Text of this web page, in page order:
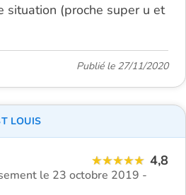
situation (proche super u et
Publié le 27/11/2020
4,8
le 23 octobre 2019 -
LOUIS